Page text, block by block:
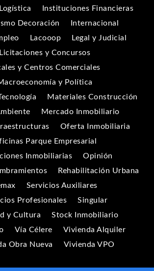
Instituciones Financieras
Decoración
Internacional
Lacooop
Legal y Judicial
Licitaciones y Concursos
y Centros Comerciales
y Política
Materiales Construcción
Mercado Inmobiliario
Oferta Inmobiliaria
Parque Empresarial
Inmobiliarias
Opinión
Rehabilitación Urbana
Servicios Auxiliares
Profesionales
Singular
y Cultura
Stock Inmobiliario
Vía Célere
Vivienda Alquiler
Obra Nueva
Vivienda VPO